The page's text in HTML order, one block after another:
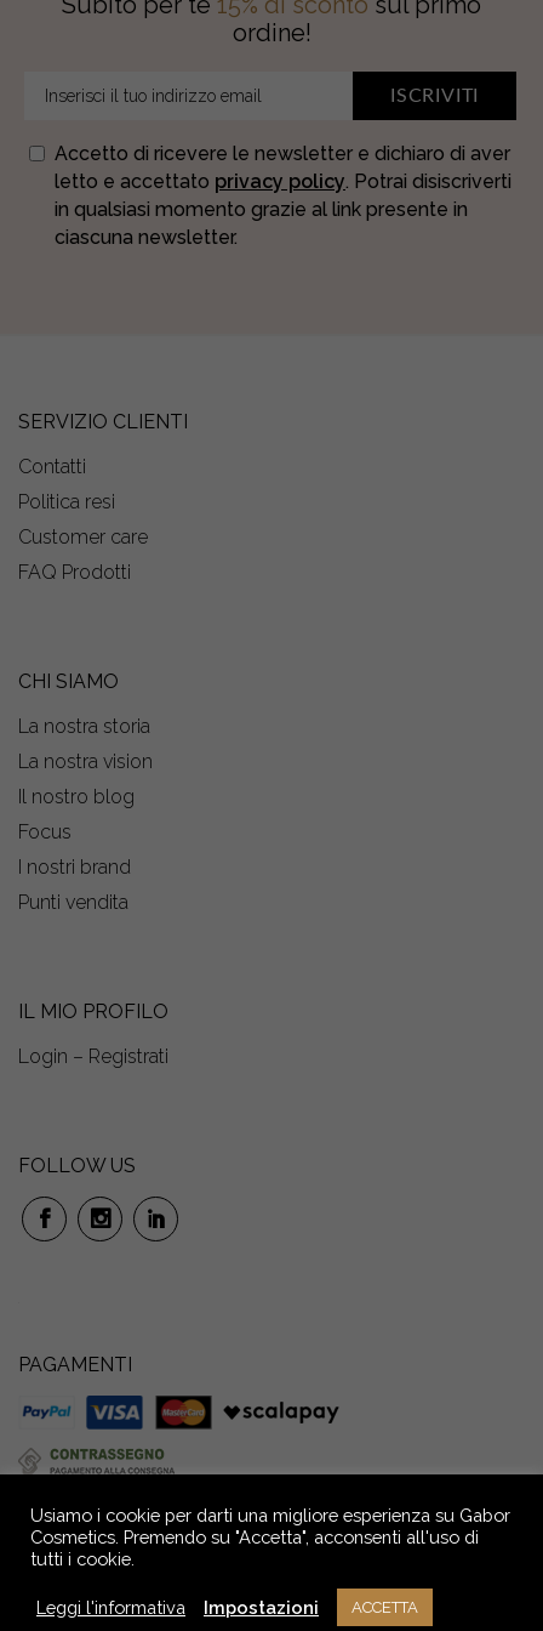
ordine!
ISCRIVITI
Accetto di ricevere le newsletter e dichiaro di aver
letto e accettato privacy policy. Potrai disiscriverti
in qualsiasi momento grazie al link presente in
ciascuna newsletter.
SERVIZIO CLIENTI
Contatti
Politica resi
Customer care
FAQ Prodotti
CHI SIAMO
La nostra storia
La nostra vision
Il nostro blog
Focus
I nostri brand
Punti vendita
IL MIO PROFILO
Login – Registrati
FOLLOW US
PAGAMENTI
Capitale Sociale € 72.000,00 i.v. Reg. Imprese GE - C.F. e P.IVA n.
02709390104 - R.E.A. n° GE - 291036
Usiamo i cookie per darti una migliore esperienza su Gabor
Cosmetics. Premendo su "Accetta", acconsenti all'uso di
tutti i cookie.
Leggi l'informativa Impostazioni ACCETTA